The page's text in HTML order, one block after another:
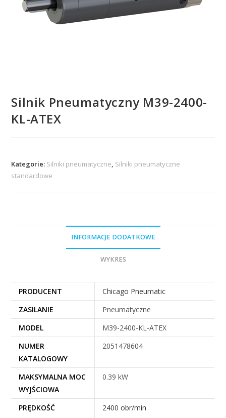
Silnik Pneumatyczny M39-2400-
KL-ATEX
Kategorie: Silniki pneumatyczne, Silniki pneumatyczne
standardowe
INFORMACJE DODATKOWE
WYKRES
PRODUCENT
Chicago Pneumatic
ZASILANIE
Pneumatyczne
MODEL
M39-2400-KL-ATEX
NUMER
KATALOGOWY
2051478604
MAKSYMALNA MOC
WYJŚCIOWA
0.39 kW
PRĘDKOŚĆ
2400 obr/min